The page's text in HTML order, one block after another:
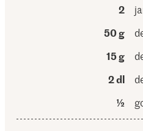
2
50 g
15 g
2 dl
½